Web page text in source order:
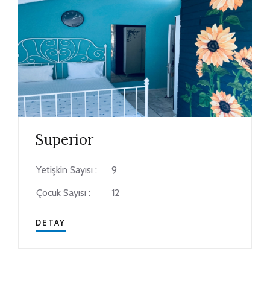
Superior
Yetişkin Sayısı :
9
Çocuk Sayısı :
12
DETAY